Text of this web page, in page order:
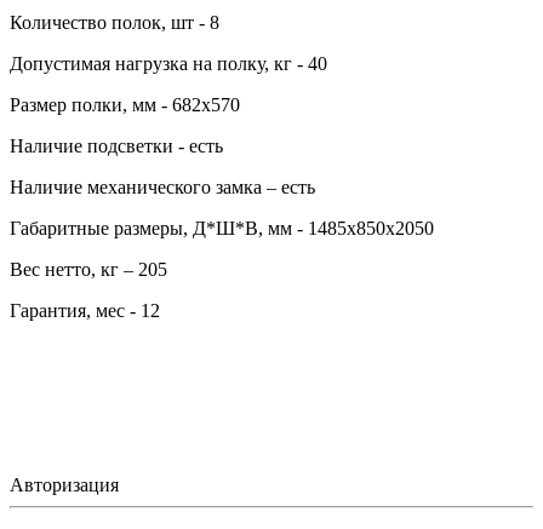
Количество полок, шт - 8
Допустимая нагрузка на полку, кг - 40
Размер полки, мм - 682х570
Наличие подсветки - есть
Наличие механического замка – есть
Габаритные размеры, Д*Ш*В, мм - 1485х850х2050
Вес нетто, кг – 205
Гарантия, мес - 12
Авторизация